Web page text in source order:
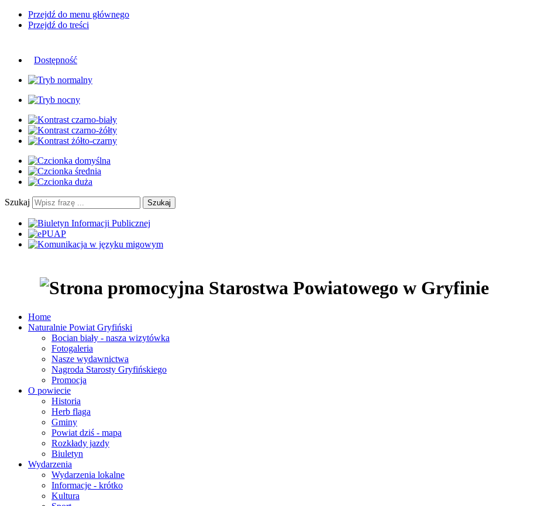
Przejdź do menu głównego
Przejdź do treści
Dostępność
Szukaj Szukaj
Home
Naturalnie Powiat Gryfiński
Bocian biały - nasza wizytówka
Fotogaleria
Nasze wydawnictwa
Nagroda Starosty Gryfińskiego
Promocja
O powiecie
Historia
Herb flaga
Gminy
Powiat dziś - mapa
Rozkłady jazdy
Biuletyn
Wydarzenia
Wydarzenia lokalne
Informacje - krótko
Kultura